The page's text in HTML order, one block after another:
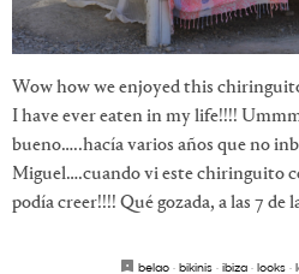
Wow how we enjoyed this
I have ever eaten in my life!!!!
bueno…..hacía varios años que no
Miguel….cuando vi este chiringuito
podía creer!!!! Qué gozada, a las 7 de
belao · bikinis · ibiza · looks ·